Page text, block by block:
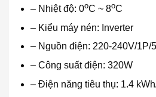
– Nhiệt độ: 0oC ~ 8oC
– Kiểu máy nén: Inverter
– Nguồn điện: 220-240V/1P/
– Công suất điện: 320W
– Điện năng tiêu thụ: 1.4